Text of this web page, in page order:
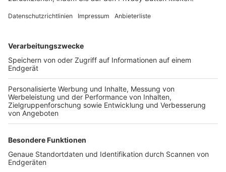
FOLGE DEM BFV
TOP-VEREINE
TOP-PARTNER